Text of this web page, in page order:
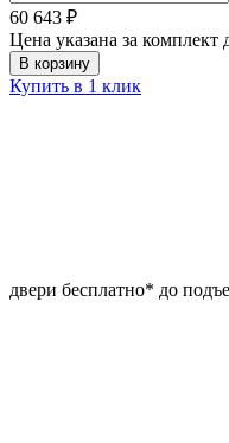
60 643 ₽
Цена указана за комплект
В корзину
Купить в 1 клик
двери бесплатно* до